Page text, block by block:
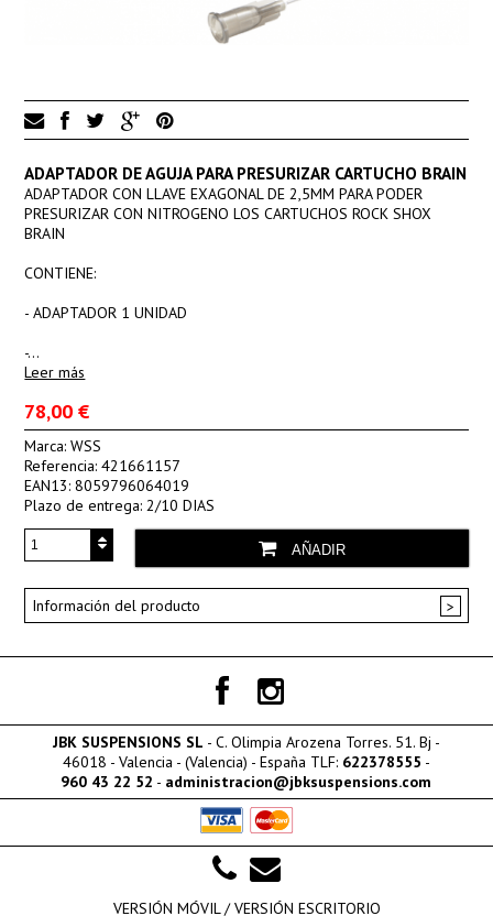
ADAPTADOR DE AGUJA PARA PRESURIZAR CARTUCHO BRAIN
ADAPTADOR CON LLAVE EXAGONAL DE 2,5MM PARA PODER
PRESURIZAR CON NITROGENO LOS CARTUCHOS ROCK SHOX
BRAIN
CONTIENE:
- ADAPTADOR 1 UNIDAD
-…
Leer más
78,00 €
Marca:WSS
Referencia:421661157
EAN13:8059796064019
Plazo de entrega: 2/10 DIAS
AÑADIR
Información del producto
JBK SUSPENSIONS SL - C. Olimpia Arozena Torres. 51. Bj -
46018 - Valencia - (Valencia) - España TLF: 622378555 -
960 43 22 52 - administracion@jbksuspensions.com
VERSIÓN MÓVIL /VERSIÓN ESCRITORIO